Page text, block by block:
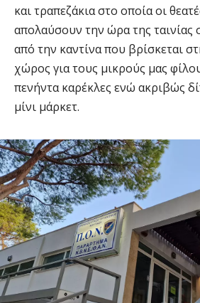
και τραπεζάκια στο οποία οι
απολαύσουν την ώρα της ταινίας
από την καντίνα που βρίσκεται
χώρος για τους μικρούς μας
πενήντα καρέκλες ενώ ακριβώς
μίνι μάρκετ.